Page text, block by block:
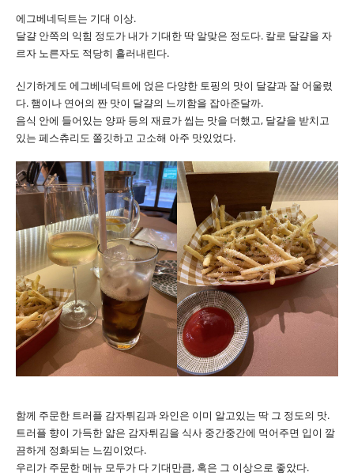
에그베네딕트는 기대 이상.
달걀 안쪽의 익힘 정도가 내가 기대한 딱 알맞은 정도다. 칼로 달걀을 자
르자 노른자도 적당히 흘러내린다.
신기하게도 에그베네딕트에 얹은 다양한 토핑의 맛이 달걀과 잘 어울렸
다. 햄이나 연어의 짠 맛이 달걀의 느끼함을 잡아준달까.
음식 안에 들어있는 양파 등의 재료가 씹는 맛을 더했고, 달걀을 받치고
있는 페스츄리도 쫄깃하고 고소해 아주 맛있었다.
함께 주문한 트러플 감자튀김과 와인은 이미 알고있는 딱 그 정도의 맛.
트러플 향이 가득한 얇은 감자튀김을 식사 중간중간에 먹어주면 입이 깔
끔하게 정화되는 느낌이었다.
우리가 주문한 메뉴 모두가 다 기대만큼, 혹은 그 이상으로 좋았다.